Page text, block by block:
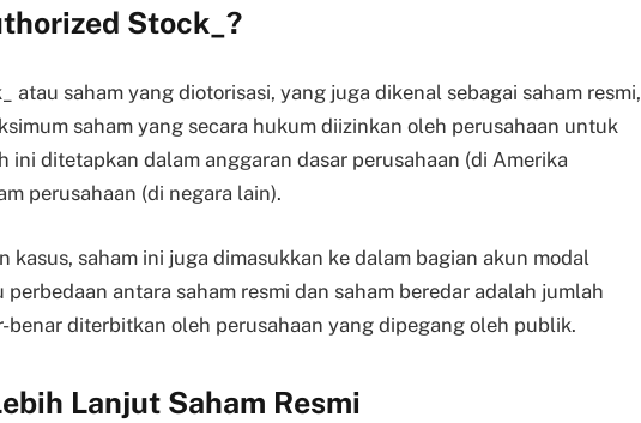
Stock ?
atau saham yang diotorisasi, yang juga dikenal sebagai saham resmi,
saham yang secara hukum diizinkan oleh perusahaan untuk
ini ditetapkan dalam anggaran dasar perusahaan (di Amerika
perusahaan (di negara lain).
kasus, saham ini juga dimasukkan ke dalam bagian akun modal
perbedaan antara saham resmi dan saham beredar adalah jumlah
benar diterbitkan oleh perusahaan yang dipegang oleh publik.
Lanjut Saham Resmi